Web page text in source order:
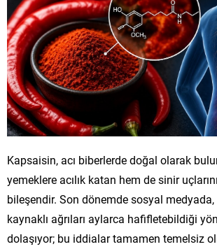
Kapsaisin, acı biberlerde doğal olarak
yemeklere acılık katan hem de sinir
bileşendir. Son dönemde sosyal
kaynaklı ağrıları aylarca hafifletebildiği
dolaşıyor; bu iddialar tamamen temelsiz